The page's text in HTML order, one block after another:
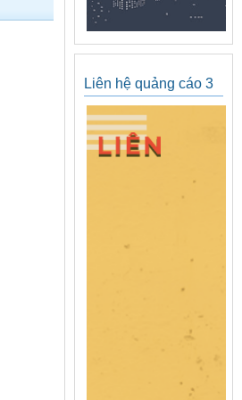
Liên hệ quảng cáo 3